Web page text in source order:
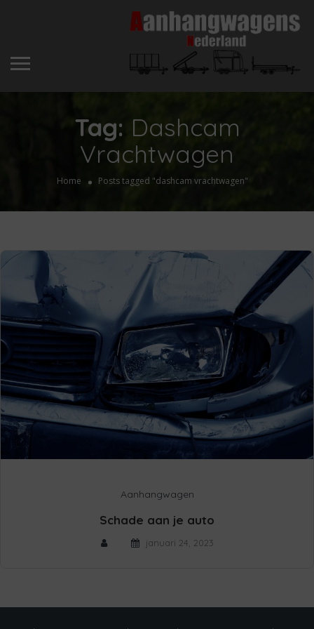
Tag: Dashcam
Vrachtwagen
Home Posts tagged "dashcam vrachtwagen"
Aanhangwagen
Schade aan je auto
januari 24, 2023